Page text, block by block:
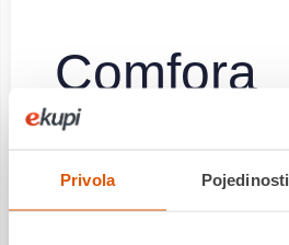
Privola Pojedinosti
Comfora
Klima-uređaj